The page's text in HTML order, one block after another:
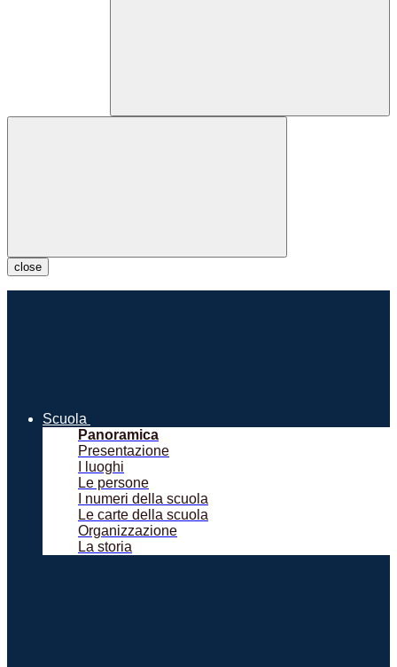
close
Scuola
Panoramica
Presentazione
I luoghi
Le persone
I numeri della scuola
Le carte della scuola
Organizzazione
La storia